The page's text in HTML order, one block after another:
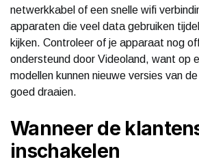
netwerkkabel of een snelle wifi
apparaten die veel data gebruiken
kijken. Controleer of je apparaat nog
ondersteund door Videoland, want op
modellen kunnen nieuwe versies van
goed draaien.
Wanneer de
inschakelen